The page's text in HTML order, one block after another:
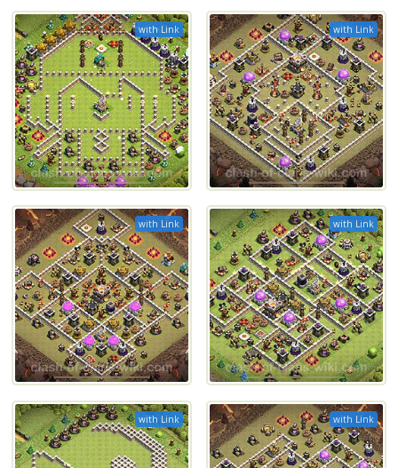
with Link with Link
with Link with Link
with Link with Link